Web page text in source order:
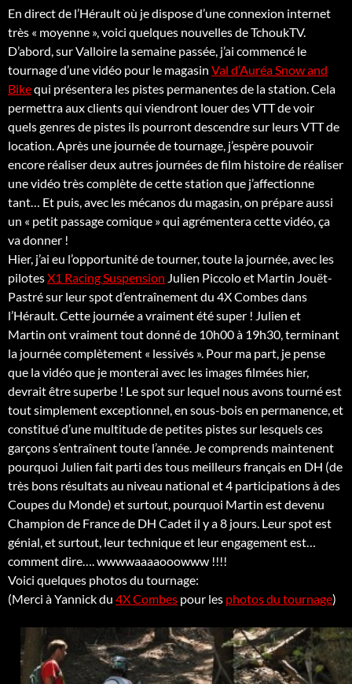
En direct de l’Hérault où je dispose d’une connexion internet
très « moyenne », voici quelques nouvelles de TchoukTV.
D’abord, sur Valloire la semaine passée, j’ai commencé le
tournage d’une vidéo pour le magasin Val d’Auréa Snow and
Bikequi présentera les pistes permanentes de la station. Cela
permettra aux clients qui viendront louer des VTT de voir
quels genres de pistes ils pourront descendre sur leurs VTT de
location. Après une journée de tournage, j’espère pouvoir
encore réaliser deux autres journées de film histoire de réaliser
une vidéo très complète de cette station que j’affectionne
tant… Et puis, avec les mécanos du magasin, on prépare aussi
un « petit passage comique » qui agrémentera cette vidéo, ça
va donner !
Hier, j’ai eu l’opportunité de tourner, toute la journée, avec les
pilotesX1 Racing Suspension Julien Piccolo et Martin Jouët-
Pastré sur leur spot d’entraînement du 4X Combes dans
l’Hérault. Cette journée a vraiment été super ! Julien et
Martin ont vraiment tout donné de 10h00 à 19h30, terminant
la journée complètement « lessivés ». Pour ma part, je pense
que la vidéo que je monterai avec les images filmées hier,
devrait être superbe ! Le spot sur lequel nous avons tourné est
tout simplement exceptionnel, en sous-bois en permanence, et
constitué d’une multitude de petites pistes sur lesquels ces
garçons s’entraînent toute l’année. Je comprends maintenent
pourquoi Julien fait parti des tous meilleurs français en DH (de
très bons résultats au niveau national et 4 participations à des
Coupes du Monde) et surtout, pourquoi Martin est devenu
Champion de France de DH Cadet il y a 8 jours. Leur spot est
génial, et surtout, leur technique et leur engagement est…
comment dire…. wwwwaaaaooowww !!!!
Voici quelques photos du tournage:
(Merci à Yannick du 4X Combes pour les photos du tournage)